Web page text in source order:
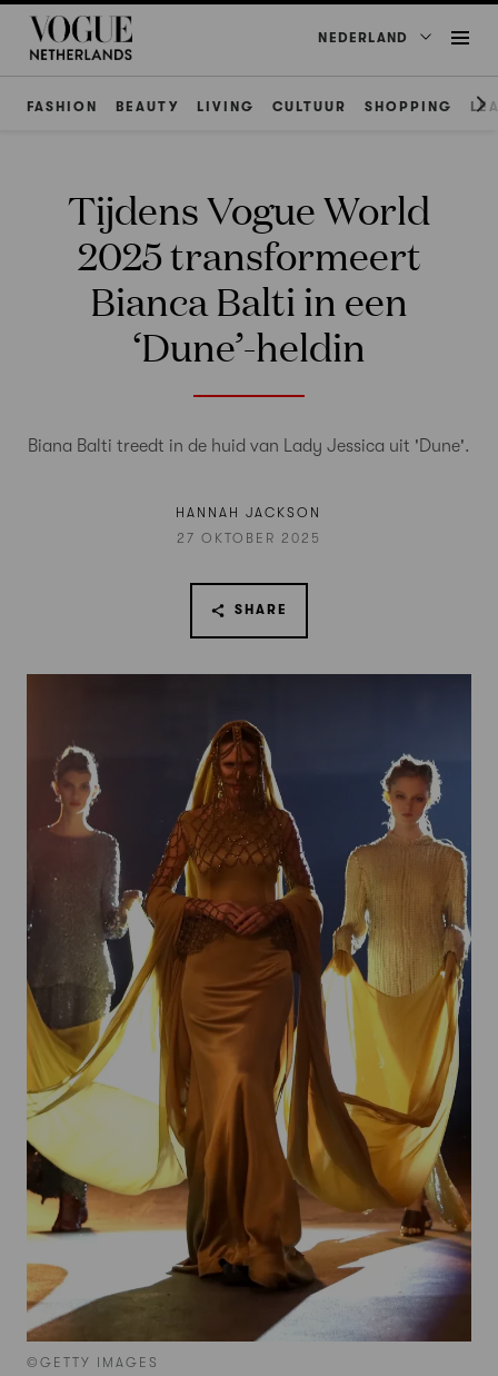
NEDERLAND
FASHION BEAUTY LIVING CULTUUR SHOPPING
©GETTY IMAGES
Tijdens Vogue World
2025 transformeert
Bianca Balti in een
‘Dune’-heldin
Biana Balti treedt in de huid van Lady Jessica uit 'Dune'.
HANNAH JACKSON
27 OKTOBER 2025
SHARE